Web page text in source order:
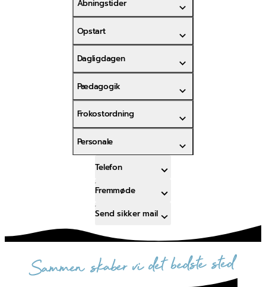
Åbningstider
Opstart
Dagligdagen
Pædagogik
Frokostordning
Personale
Telefon
Fremmøde
Send sikker mail
sammen skaber vi det bedste sted